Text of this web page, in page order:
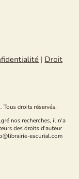
| Droit
droits réservés.
nos recherches, il n'a
des droits d'auteur
escurial.com